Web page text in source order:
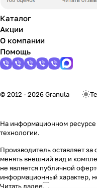
Каталог
Акции
О компании
Помощь
© 2012 - 2026 Granula
На информационном
технологии.
Производитель оставляет
менять внешний вид и
не является публичной
информационный характер,
Читать далее